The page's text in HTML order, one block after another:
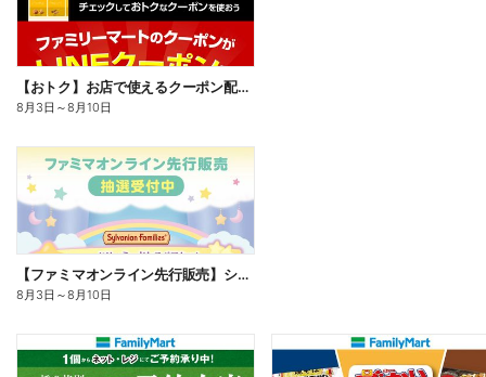
【おトク】お店で使えるクーポン配信中
8月3日 ～8月10日
【ファミマオンライン先行販売】シルバニアファミリー
8月3日 ～8月10日